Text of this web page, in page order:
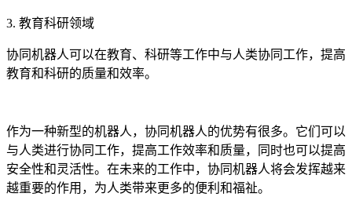
3. 教育科研领域
协同机器人可以在教育、科研等工作中与人类协同工作，提高
教育和科研的质量和效率。
作为一种新型的机器人，协同机器人的优势有很多。它们可以
与人类进行协同工作，提高工作效率和质量，同时也可以提高
安全性和灵活性。在未来的工作中，协同机器人将会发挥越来
越重要的作用，为人类带来更多的便利和福祉。‍